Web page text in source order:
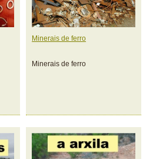
Minerais de ferro
Minerais de ferro